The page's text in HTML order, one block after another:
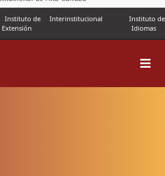
Instituto de
Extensión
Interinstitucional
Instituto de
Idiomas